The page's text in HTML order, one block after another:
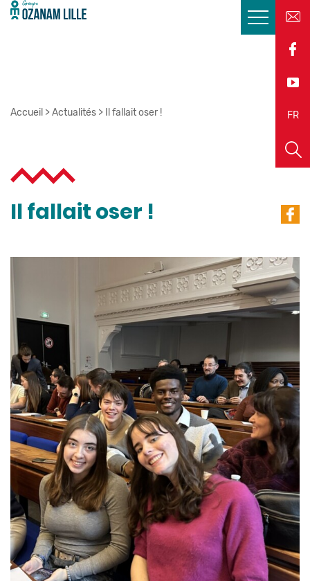
FR
EN
Accueil >Actualités > Il fallait oser !
Il fallait oser !